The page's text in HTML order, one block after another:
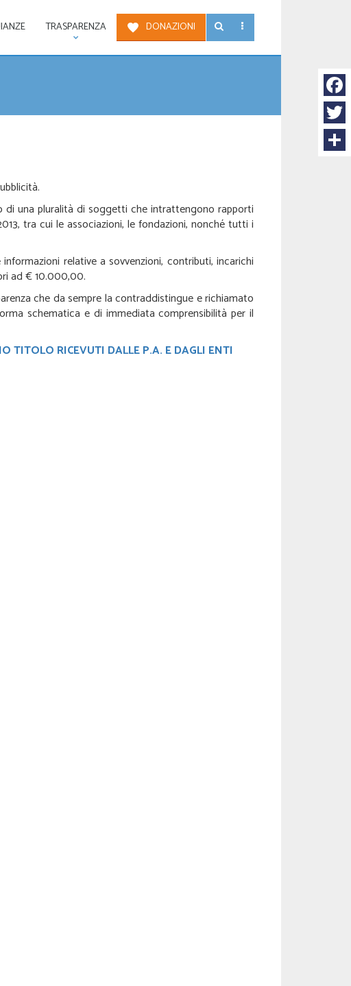
TRASPARENZA DONAZIONI
di una pluralità di soggetti che intrattengono rapporti
tra cui le associazioni, le fondazioni, nonché tutti i
relative a sovvenzioni, contributi, incarichi
ad € 10.000,00.
che da sempre la contraddistingue e richiamato
schematica e di immediata comprensibilità per il
TITOLO RICEVUTI DALLE P.A. E DAGLI ENTI